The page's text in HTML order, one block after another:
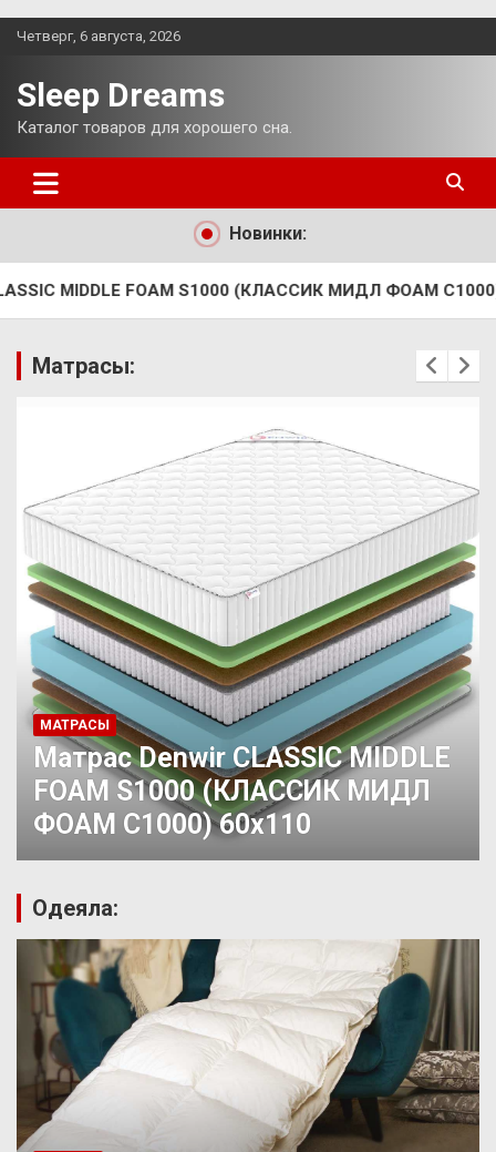
Перейти
Четверг, 6 августа, 2026
Sleep Dreams
Каталог товаров для хорошего сна.
Новинки:
FOAM S1000 (КЛАССИК МИДЛ ФОАМ С1000) 60х110
Матрасы:
МАТРАСЫ
Матрас Denwir CLASSIC MIDDLE
FOAM S1000 (КЛАССИК МИДЛ
ФОАМ С1000) 60х110
Одеяла: